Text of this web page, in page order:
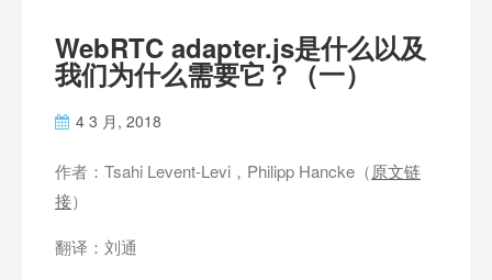
WebRTC adapter.js是什么以及
我们为什么需要它？（一）
4 3 月, 2018
作者：Tsahi Levent-Levi，Philipp Hancke（原文链
接）
翻译：刘通